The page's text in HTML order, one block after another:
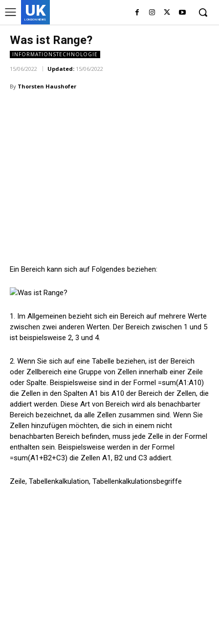
UK
LONDON NEWS
Was ist Range?
INFORMATIONSTECHNOLOGIE
15/06/2022 Updated: 15/06/2022
By Thorsten Haushofer
Ein Bereich kann sich auf Folgendes beziehen:
1. Im Allgemeinen bezieht sich ein Bereich auf mehrere Werte
zwischen zwei anderen Werten. Der Bereich zwischen 1 und 5
ist beispielsweise 2, 3 und 4.
2. Wenn Sie sich auf eine Tabelle beziehen, ist der Bereich
oder Zellbereich eine Gruppe von Zellen innerhalb einer Zeile
oder Spalte. Beispielsweise sind in der Formel =sum(A1:A10)
die Zellen in den Spalten A1 bis A10 der Bereich der Zellen, die
addiert werden. Diese Art von Bereich wird als benachbarter
Bereich bezeichnet, da alle Zellen zusammen sind. Wenn Sie
Zellen hinzufügen möchten, die sich in einem nicht
benachbarten Bereich befinden, muss jede Zelle in der Formel
enthalten sein. Beispielsweise werden in der Formel
=sum(A1+B2+C3) die Zellen A1, B2 und C3 addiert.
Zeile, Tabellenkalkulation, Tabellenkalkulationsbegriffe